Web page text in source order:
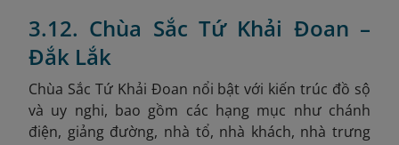
3.12. Chùa Sắc Tứ Khải Đoan –
Đắk Lắk
Chùa Sắc Tứ Khải Đoan nổi bật với kiến trúc đồ sộ
và uy nghi, bao gồm các hạng mục như chánh
điện, giảng đường, nhà tổ, nhà khách, nhà trưng